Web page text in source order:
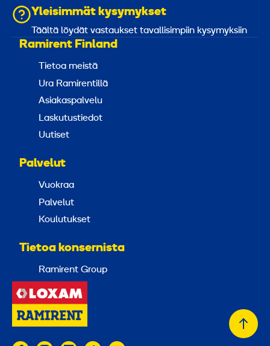
Yleisimmät kysymykset
Täältä löydät vastaukset tavallisimpiin kysymyksiin
Ramirent Finland
Tietoa meistä
Ura Ramirentillä
Asiakaspalvelu
Laskutustiedot
Uutiset
Palvelut
Vuokraa
Palvelut
Koulutukset
Tietoa konsernista
Ramirent Group